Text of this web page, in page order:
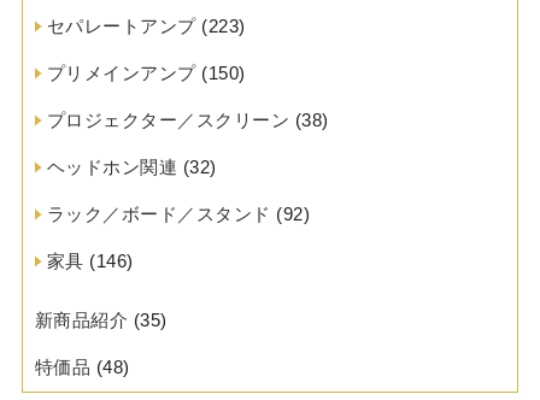
セパレートアンプ(223)
プリメインアンプ(150)
プロジェクター／スクリーン (38)
ヘッドホン関連 (32)
ラック／ボード／スタンド (92)
家具 (146)
新商品紹介 (35)
特価品 (48)